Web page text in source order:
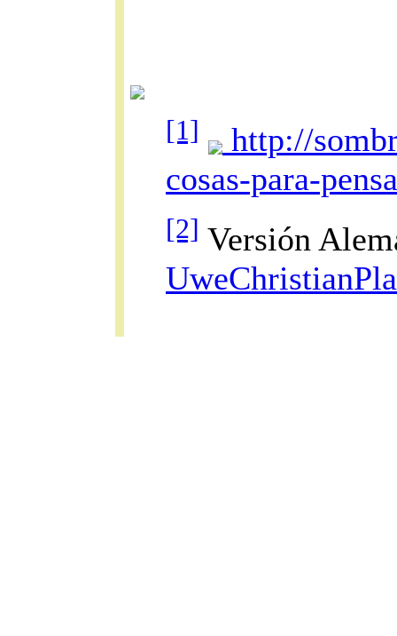
[1]
http://
cosas-para-
[2] Versión